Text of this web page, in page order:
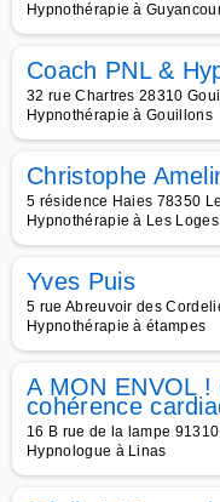
Hypnothérapie à
Coach PNL &
32 rue Chartres 28310
Hypnothérapie à Gouillons
Christophe
5 résidence Haies 78350
Hypnothérapie à Les
Yves Puis
5 rue Abreuvoir des
Hypnothérapie à étampes
A MON ENVOL
cohérence
16 B rue de la lampe
Hypnologue à Linas